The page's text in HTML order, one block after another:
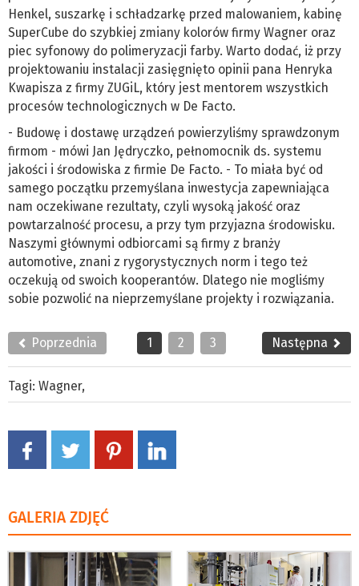
Henkel, suszarkę i schładzarkę przed malowaniem, kabinę
SuperCube do szybkiej zmiany kolorów firmy Wagner oraz
piec syfonowy do polimeryzacji farby. Warto dodać, iż przy
projektowaniu instalacji zasięgnięto opinii pana Henryka
Kwapisza z firmy ZUGiL, który jest mentorem wszystkich
procesów technologicznych w De Facto.
- Budowę i dostawę urządzeń powierzyliśmy sprawdzonym
firmom - mówi Jan Jędryczko, pełnomocnik ds. systemu
jakości i środowiska z firmie De Facto. - To miała być od
samego początku przemyślana inwestycja zapewniająca
nam oczekiwane rezultaty, czyli wysoką jakość oraz
powtarzalność procesu, a przy tym przyjazna środowisku.
Naszymi głównymi odbiorcami są firmy z branży
automotive, znani z rygorystycznych norm i tego też
oczekują od swoich kooperantów. Dlatego nie mogliśmy
sobie pozwolić na nieprzemyślane projekty i rozwiązania.
Poprzednia 1 2 3 Następna
Tagi: Wagner,
GALERIA ZDJĘĆ